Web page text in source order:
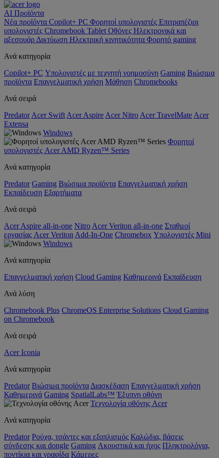
AI Προϊόντα
Νέα προϊόντα Copilot+ PC Φορητοί υπολογιστές Επιτραπέζιοι
υπολογιστές Chromebook Tablet Οθόνες Ηλεκτρονικά και
αξεσουάρ Δικτύωση Ηλεκτρική κινητικότητα Φορητό gaming
Ανά κατηγορία
Copilot+ PC Υπολογιστές με τεχνητή νοημοσύνη Gaming Βιώσιμα
προϊόντα Επαγγελματική χρήση Μάθηση Chromebooks
Ανά σειρά
Predator Acer Swift Acer Aspire Acer Nitro Acer TravelMate Acer
Extensa
Windows
Φορητοί
υπολογιστές Acer AMD Ryzen™ Series
Ανά κατηγορία
Predator Gaming Βιώσιμα προϊόντα Επαγγελματική χρήση
Εκπαίδευση Εξαρτήματα
Ανά σειρά
Acer Aspire all-in-one Nitro Acer Veriton all-in-one Σταθμοί
εργασίας Acer Veriton Add-In-One Chromebox Υπολογιστές Mini
Windows
Ανά κατηγορία
Επαγγελματική χρήση Cloud Gaming Καθημερινά Εκπαίδευση
Ανά λύση
Chromebook Plus ChromeOS Enterprise Solutions Cloud Gaming
on Chromebook
Ανά σειρά
Acer Iconia
Ανά κατηγορία
Predator Βιώσιμα προϊόντα Διασκέδαση Επαγγελματική χρήση
Καθημερινά Gaming SpatialLabs™ Έξυπνη οθόνη
Τεχνολογία οθόνης Acer
Ανά κατηγορία
Predator Ρούχα, τσάντες και εξοπλισμός Καλώδια, βάσεις
σύνδεσης και dongle Gaming Ακουστικά και ήχος Πληκτρολόγια,
ποντίκια και γραφίδα Κάμερες